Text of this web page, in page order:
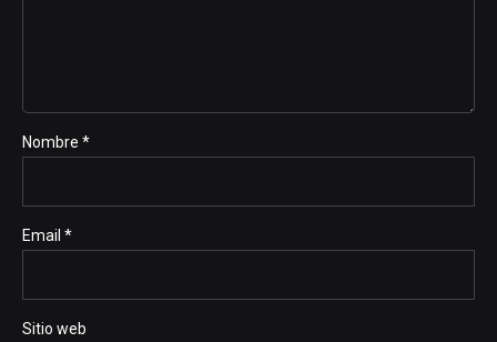
Nombre *
Email *
Sitio web